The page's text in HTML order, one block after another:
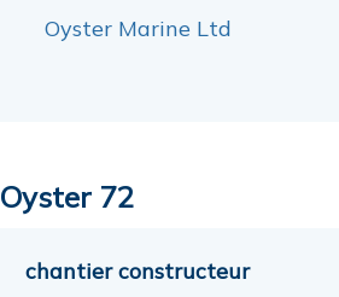
Oyster Marine Ltd
Oyster 72
chantier constructeur